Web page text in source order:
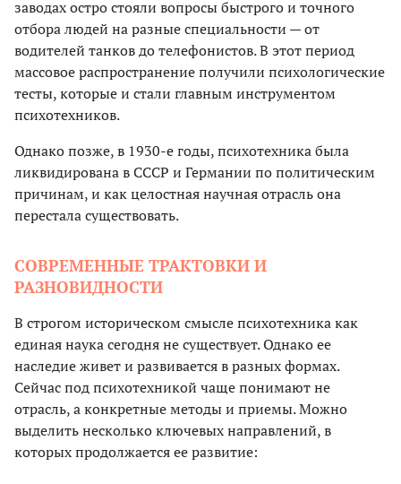
заводах остро стояли вопросы быстрого и точного
отбора людей на разные специальности — от
водителей танков до телефонистов. В этот период
массовое распространение получили психологические
тесты, которые и стали главным инструментом
психотехников.
Однако позже, в 1930-е годы, психотехника была
ликвидирована в СССР и Германии по политическим
причинам, и как целостная научная отрасль она
перестала существовать.
СОВРЕМЕННЫЕ ТРАКТОВКИ И
РАЗНОВИДНОСТИ
В строгом историческом смысле психотехника как
единая наука сегодня не существует. Однако ее
наследие живет и развивается в разных формах.
Сейчас под психотехникой чаще понимают не
отрасль, а конкретные методы и приемы. Можно
выделить несколько ключевых направлений, в
которых продолжается ее развитие: